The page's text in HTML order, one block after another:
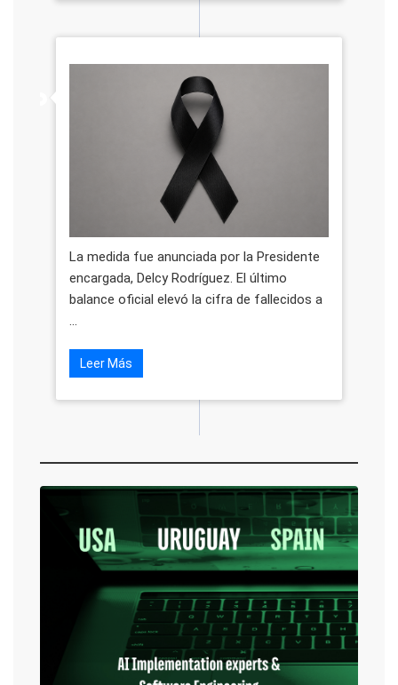
La medida fue anunciada por la Presidente
encargada, Delcy Rodríguez. El último
balance oficial elevó la cifra de fallecidos a
Leer Más